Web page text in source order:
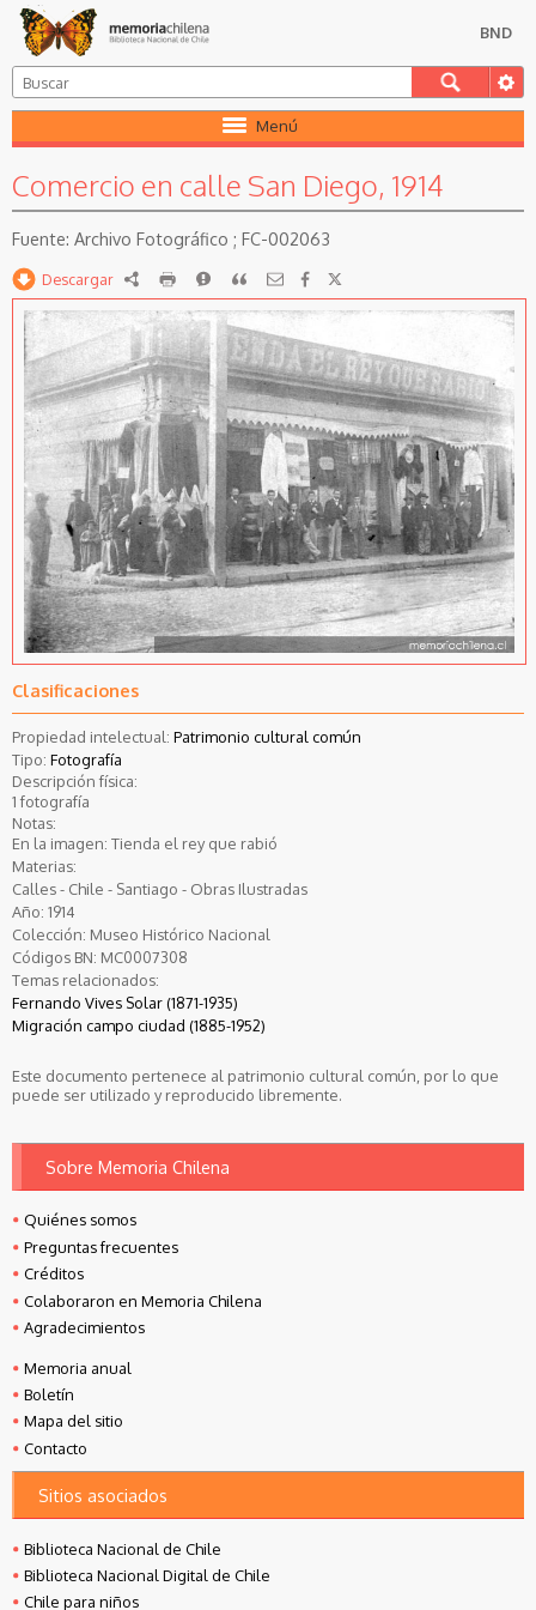
BND
Menú
Comercio en calle San Diego, 1914
Archivo Fotográfico ; FC-002063
Descargar RDF imprimirReportarCitar
Clasificaciones
Propiedad intelectual: Patrimonio cultural común
Tipo: Fotografía
Descripción física:
1 fotografía
Notas:
En la imagen: Tienda el rey que rabió
Materias:
Calles - Chile - Santiago - Obras Ilustradas
Año: 1914
Colección: Museo Histórico Nacional
Códigos BN: MC0007308
Temas relacionados:
Fernando Vives Solar (1871-1935)
Migración campo ciudad (1885-1952)
Este documento pertenece al patrimonio cultural común, por lo que
puede ser utilizado y reproducido libremente.
Sobre Memoria Chilena
Quiénes somos
Preguntas frecuentes
Créditos
Colaboraron en Memoria Chilena
Agradecimientos
Memoria anual
Boletín
Mapa del sitio
Contacto
Sitios asociados
Biblioteca Nacional de Chile
Biblioteca Nacional Digital de Chile
Chile para niños